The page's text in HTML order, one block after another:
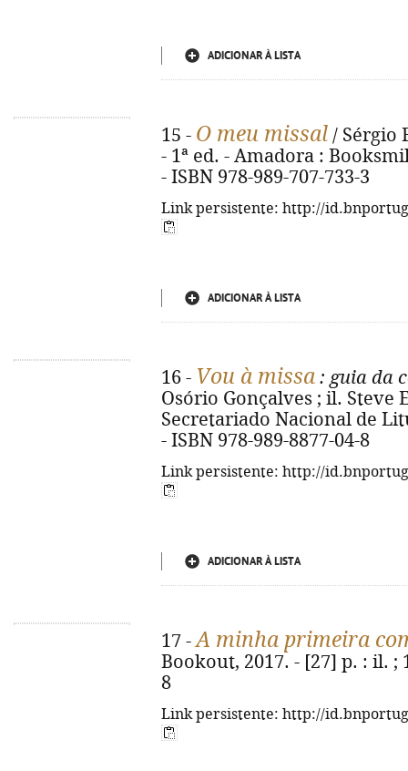
ADICIONAR À LISTA
15 - O meu missal / Sérgio
- 1ª ed. - Amadora :
- ISBN 978-989-707-733-3
Link persistente: http://
ADICIONAR À LISTA
16 - Vou à missa : guia da
Osório Gonçalves ; il. Steve
Secretariado Nacional de
- ISBN 978-989-8877-04-8
Link persistente: http://
ADICIONAR À LISTA
17 -A minha primeira
Bookout, 2017. - [27] p. : il. ;
8
Link persistente: http://